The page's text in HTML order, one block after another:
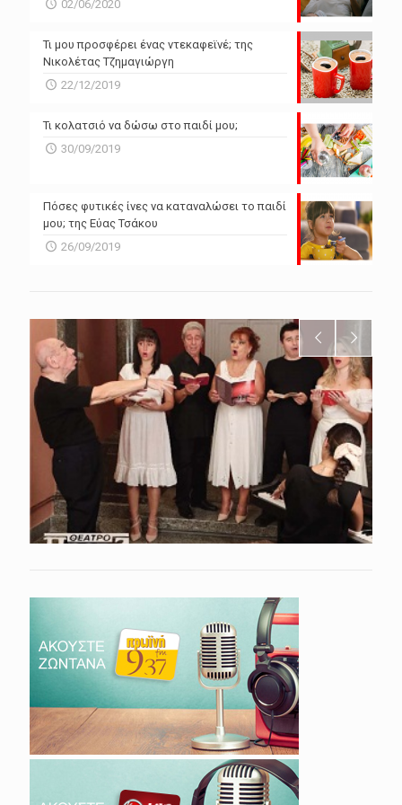
02/06/2020
Τι μου προσφέρει ένας ντεκαφεϊνέ; της
Νικολέτας Τζημαγιώργη
22/12/2019
Τι κολατσιό να δώσω στο παιδί μου;
30/09/2019
Πόσες φυτικές ίνες να καταναλώσει το παιδί
μου; της Εύας Τσάκου
26/09/2019